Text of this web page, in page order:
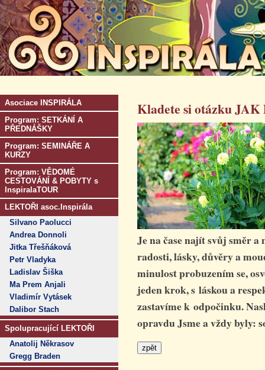
Asociace INSPIRÁLA
Program: SETKÁNÍ A
PŘEDNÁŠKY
Program: SEMINÁŘE A
KURZY
Program: VĚDOMÉ
CESTOVÁNÍ & POBYTY s
InspiralaTOUR
LEKTOŘI asoc.Inspirála
Silvano Paolucci
Andrea Donnoli
Jitka Třešňáková
Petr Vladyka
Ladislav Šiška
Ma Prem Anjali
Vladimír Vytásek
Dalibor Stach
Spolupracující LEKTOŘI
Anatolij Někrasov
Gregg Braden
Kladete si otázku JAK
Je na čase najít svůj směr
radosti, lásky, důvěry a
minulost probuzením se,
jeden krok, s láskou a
zastavíme k odpočinku.
opravdu Jsme a vždy byly: